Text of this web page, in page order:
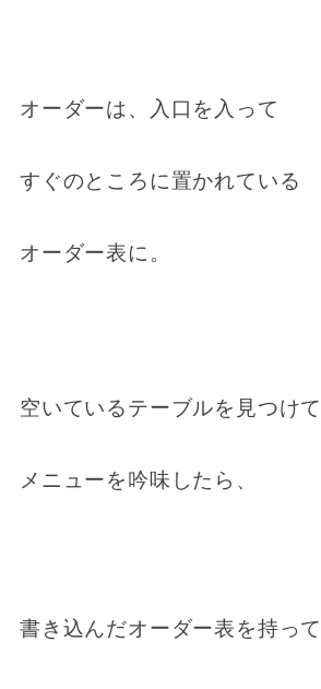
オーダーは、入口を入って
すぐのところに置かれている
オーダー表に。
空いているテーブルを見つけて
メニューを吟味したら、
書き込んだオーダー表を持って